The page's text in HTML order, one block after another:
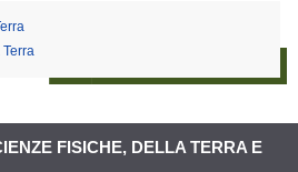
FISICHE, DELLA TERRA E